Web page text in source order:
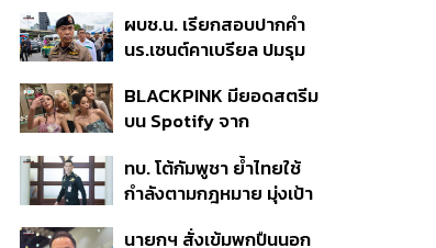
ถามมีต่อไหม นายกฯ ตอบ
‘เดี๋ยวจะพยายาม’
ผบช.น. เรียกสอบปากคำ
นร.เซนต์คาเบรียล ปมรุม
ดำเนินคดีแล้ว
BLACKPINK มียอดสตรีม
บน Spotify จาก
ครั้ง ตลอด 10 ปีที่ผ่านมา
ทบ. โต้กัมพูชา ย้ำไทยใช้
กำลังตามกฎหมาย มุ่งเป้า
นายกฯ สั่งเข้มพกปืนนอก